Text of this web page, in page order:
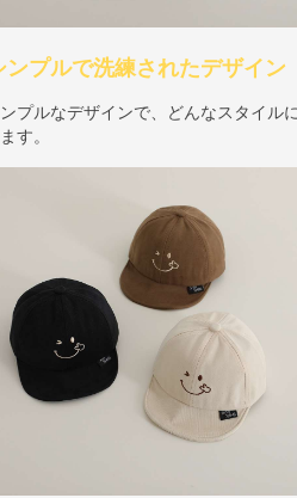
ンプルで洗練されたデザイン
プルなデザインで、どんなスタイル
す。